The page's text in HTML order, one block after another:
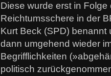
Diese wurde erst in
Reichtumsschere in der
Kurt Beck (SPD)
dann umgehend wieder
Begrifflichkeiten
politisch